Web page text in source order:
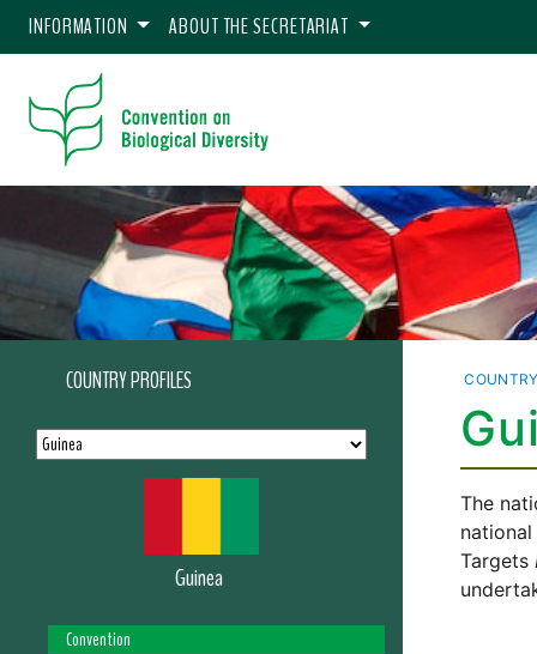
INFORMATION ABOUT THE SECRETARIAT
COUNTRY PROFILES
Guinea
Convention
The
Targets